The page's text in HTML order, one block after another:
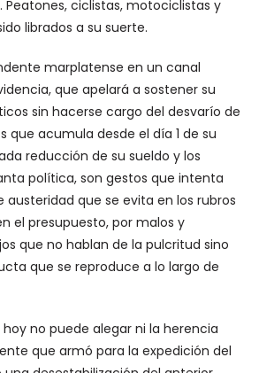
Peatones, ciclistas, motociclistas y
librados a su suerte.
marplatense en un canal
que apelará a sostener su
sin hacerse cargo del desvarío de
que acumula desde el día 1 de su
reducción de su sueldo y los
política, son gestos que intenta
que se evita en los rubros
el presupuesto, por malos y
que no hablan de la pulcritud sino
que se reproduce a lo largo de
no puede alegar ni la herencia
que armó para la expedición del